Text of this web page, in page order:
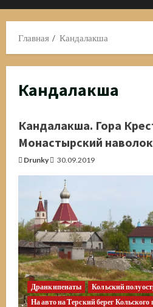
Главная Кандалакша
Кандалакша
Кандалакша. Гора
Монастырский наволок
Drunky 30.09.2019
Дранкипенаты
Кольский
На авто на Терский берег Кольского